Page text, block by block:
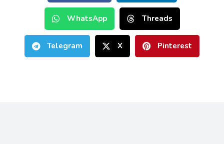
WhatsApp Threads
Telegram X Pinterest